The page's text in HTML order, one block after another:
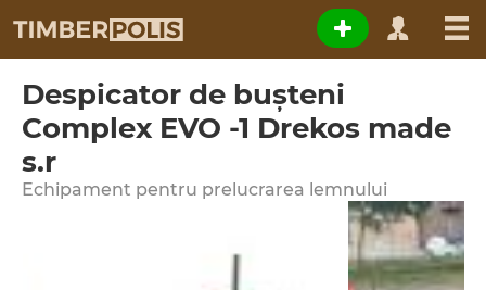
Despicator de buşteni
Complex EVO -1 Drekos made
s.r
Echipament pentru prelucrarea lemnului